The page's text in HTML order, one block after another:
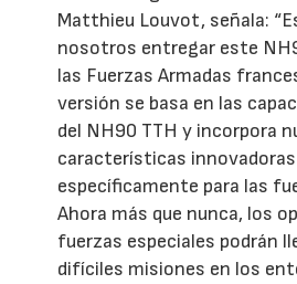
Matthieu Louvot, señala:
nosotros entregar este
las Fuerzas Armadas
versión se basa en las
del NH90 TTH y incorpora
características
específicamente para las
Ahora más que nunca, los
fuerzas especiales podrán
difíciles misiones en los